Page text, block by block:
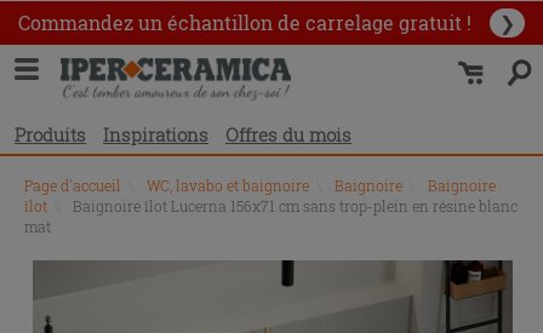
Commandez un échantillon de carrelage gratuit ! ❯
Produits Inspirations Offres du mois
Page d'accueil WC, lavabo et baignoire Baignoire
Baignoire
îlot
Baignoire îlot Lucerna 156x71 cm sans trop-plein en résine blanc
mat